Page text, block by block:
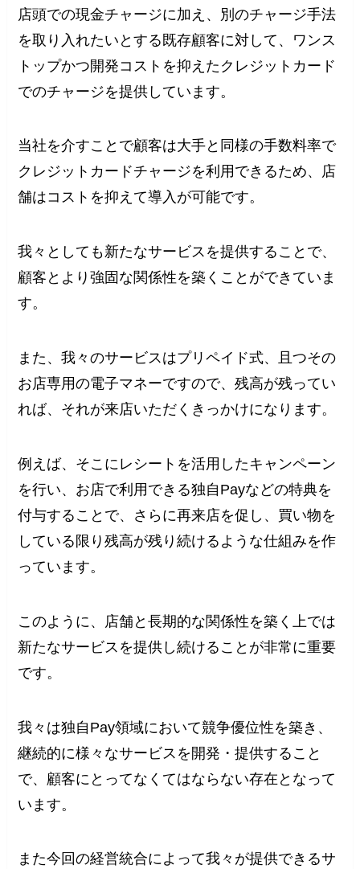
店頭での現金チャージに加え、別のチャージ手法
を取り入れたいとする既存顧客に対して、ワンス
トップかつ開発コストを抑えたクレジットカード
でのチャージを提供しています。
当社を介すことで顧客は大手と同様の手数料率で
クレジットカードチャージを利用できるため、店
舗はコストを抑えて導入が可能です。
我々としても新たなサービスを提供することで、
顧客とより強固な関係性を築くことができていま
す。
また、我々のサービスはプリペイド式、且つその
お店専用の電子マネーですので、残高が残ってい
れば、それが来店いただくきっかけになります。
例えば、そこにレシートを活用したキャンペーン
を行い、お店で利用できる独自Payなどの特典を
付与することで、さらに再来店を促し、買い物を
している限り残高が残り続けるような仕組みを作
っています。
このように、店舗と長期的な関係性を築く上では
新たなサービスを提供し続けることが非常に重要
です。
我々は独自Pay領域において競争優位性を築き、
継続的に様々なサービスを開発・提供すること
で、顧客にとってなくてはならない存在となって
います。
また今回の経営統合によって我々が提供できるサ